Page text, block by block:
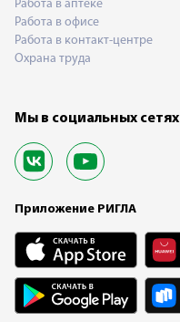
Работа в аптеке
Работа в офисе
Работа в контакт-центре
Охрана труда
Мы в социальных сетях
Приложение РИГЛА